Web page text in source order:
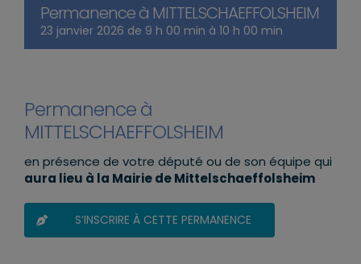
Permanence à MITTELSCHAEFFOLSHEIM
23 janvier 2026 de 9 h 00 min à 10 h 00 min
Permanence à
MITTELSCHAEFFOLSHEIM
en présence de votre député ou de son équipe qui
aura lieu à la Mairie de Mittelschaeffolsheim
S’INSCRIRE À CETTE PERMANENCE